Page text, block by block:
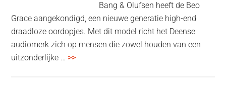
Bang & Olufsen heeft de Beo
Grace aangekondigd, een nieuwe generatie high-end
draadloze oordopjes. Met dit model richt het Deense
audiomerk zich op mensen die zowel houden van een
uitzonderlijke … >>overBang